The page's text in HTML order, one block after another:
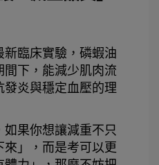
臨床實驗，磷蝦油
下，能減少肌肉流
炎與穩定血壓的理
果你想讓減重不只
」，而是考可以更